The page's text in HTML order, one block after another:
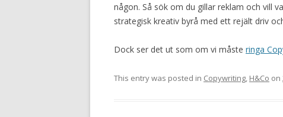
någon. Så sök om du gillar reklam och vill
strategisk kreativ byrå med ett rejält driv
Dock ser det ut som om vi måste ringa
This entry was posted in Copywriting, H&Co on